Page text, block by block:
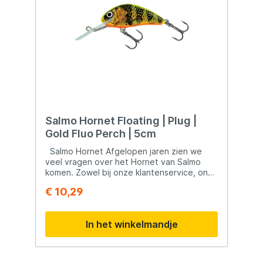
Salmo Hornet Floating | Plug |
Gold Fluo Perch | 5cm
veel vragen over het Hornet van Salmo
komen. Zowel bij onze klantenservice, onze
veel vragen over met name de
gaan gebruiken bij een visstandonderzoek
naar baars! Dit stukje kunstaas is zeker tot
aan de 5cm één van de allerbeste baars
kunstaasjes allertijden. Of het de vorm,
€ 10,29
In het winkelmandje